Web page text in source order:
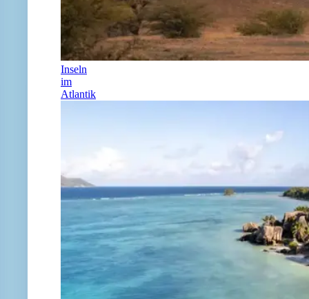
Inseln
im
Atlantik